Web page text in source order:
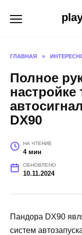
ГЛАВНАЯ »
Полное
настройке
DX90
НА ЧТЕНИЕ
4 мин
ОБНОВЛЕНО
10.11.2024
Пандора DX90
систем